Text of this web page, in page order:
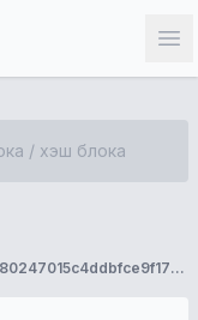
132dd8ae6293913eb2f4f1b634f9f8c464dbca80247015c4ddbfce9f17364cba